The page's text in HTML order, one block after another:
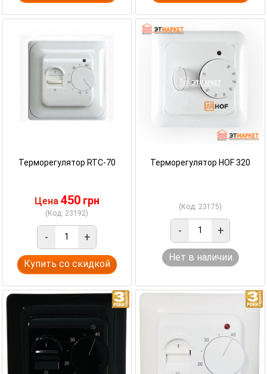
Терморегулятор RTC-70
Цена 450 грн
(Код: 23192)
- +
Купить со скидкой
Терморегулятор HOF 320
(Код: 23175)
- +
Нет в наличии